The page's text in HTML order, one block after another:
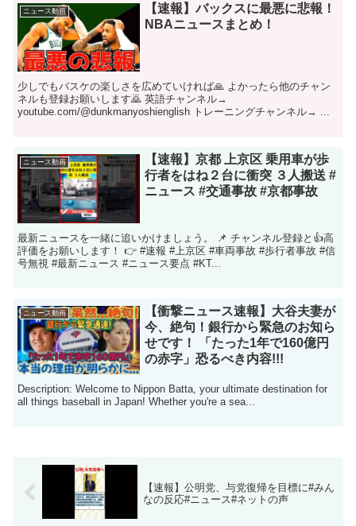
ニュース動画
【速報】バックスに最悪に悲報！
NBAニュースまとめ！
少しでもバスケの楽しさを広めていければ🙏 よかったら他のチャン
ネルも登録お願いします🙇 英語チャンネル→
youtube.com/@dunkmanyoshienglish トレーニングチャンネル→ ...
ニュース動画
【速報】京都 上京区 乗用車が歩
行者をはね２台に衝突 ３人搬送 #
ニュース #交通事故 #京都事故
最新ニュースを一緒に追いかけましょう。 📌 チャンネル登録と👍高
評価をお願いします！ 👉 #速報 #上京区 #車両事故 #歩行者事故 #信
号無視 #最新ニュース #ニュース要点 #KT...
ニュース動画
【衝撃ニュース速報】大谷夫妻が
今、絶句！銀行から緊急のお知ら
せです！ 「たった1年で160億円
の赤字」恐るべき内容!!!
Description: Welcome to Nippon Batta, your ultimate destination for
all things baseball in Japan! Whether you're a sea...
【速報】公明党、与党復帰を目標に#みん
なの反応#ニュース#ネットの声